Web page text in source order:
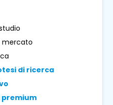
mercato
di ricerca